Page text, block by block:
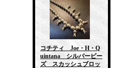
コチティ Joe・H・Q
uintana シルバービー
ズ スカッシュブロッ